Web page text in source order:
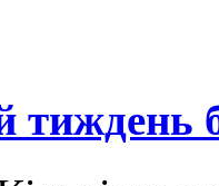
тиждень